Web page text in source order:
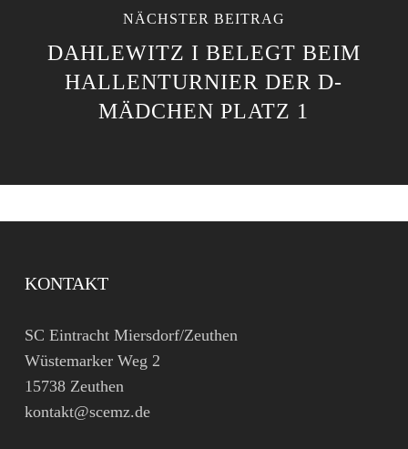
NÄCHSTER BEITRAG
DAHLEWITZ I BELEGT BEIM
HALLENTURNIER DER D-
MÄDCHEN PLATZ 1
KONTAKT
SC Eintracht Miersdorf/Zeuthen
Wüstemarker Weg 2
15738 Zeuthen
kontakt@scemz.de